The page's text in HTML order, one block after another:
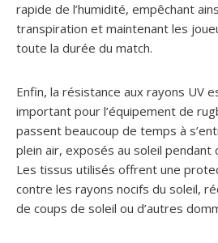
rapide de l’humidité, empêchant
transpiration et maintenant les
toute la durée du match.
Enfin, la résistance aux rayons UV
important pour l’équipement de
passent beaucoup de temps à
plein air, exposés au soleil pendant
Les tissus utilisés offrent une
contre les rayons nocifs du soleil,
de coups de soleil ou d’autres